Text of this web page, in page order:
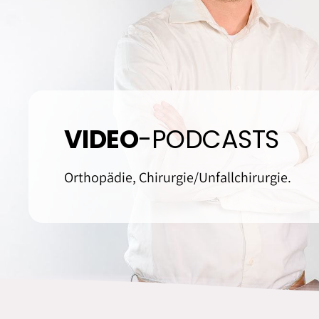
Orthopädie
VIDEO-PODCASTS
Orthopädie, Chirurgie/Unfallchirurgie.